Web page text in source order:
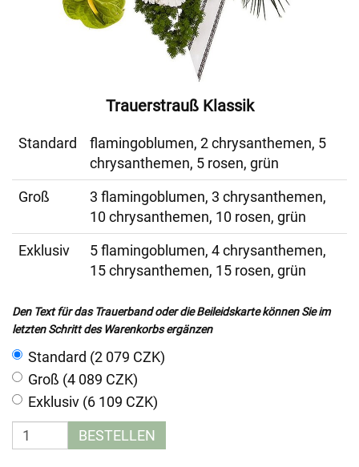
Trauerstrauß Klassik
Standard
flamingoblumen, 2 chrysanthemen, 5
chrysanthemen, 5 rosen, grün
Groß
3 flamingoblumen, 3 chrysanthemen,
10 chrysanthemen, 10 rosen, grün
Exklusiv
5 flamingoblumen, 4 chrysanthemen,
15 chrysanthemen, 15 rosen, grün
Den Text für das Trauerband oder die Beileidskarte können Sie im
letzten Schritt des Warenkorbs ergänzen
Standard (2 079 CZK)
Groß (4 089 CZK)
Exklusiv (6 109 CZK)
BESTELLEN